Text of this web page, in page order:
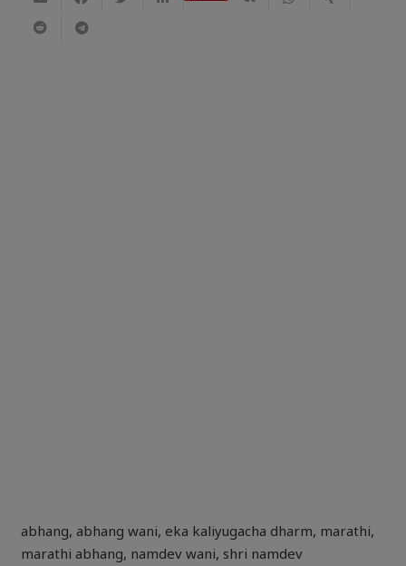
abhang, abhang wani, eka kaliyugacha dharm, marathi,
marathi abhang, namdev wani, shri namdev